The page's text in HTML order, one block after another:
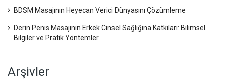
BDSM Masajının Heyecan Verici Dünyasını Çözümleme
Derin Penis Masajının Erkek Cinsel Sağlığına Katkıları: Bilimsel
Bilgiler ve Pratik Yöntemler
Arşivler